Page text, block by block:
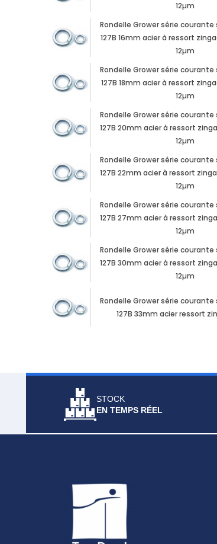
12µm
Rondelle Grower série courante
127B 16mm acier à ressort
12µm
Rondelle Grower série courante
127B 18mm acier à ressort
12µm
Rondelle Grower série courante
127B 20mm acier à ressort
12µm
Rondelle Grower série courante
127B 22mm acier à ressort
12µm
Rondelle Grower série courante
127B 27mm acier à ressort
12µm
Rondelle Grower série courante
127B 30mm acier à ressort
12µm
Rondelle Grower série courante
127B 33mm acier ressort
STOCK
EN TEMPS RÉEL